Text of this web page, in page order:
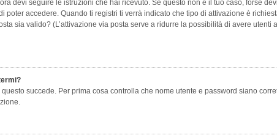
devi seguire le istruzioni che hai ricevuto. Se questo non è il tuo caso, forse
poter accedere. Quando ti registri ti verrà indicato che tipo di attivazione è
sia valido? (L’attivazione via posta serve a ridurre la possibilità di avere
succede. Per prima cosa controlla che nome utente e password siano